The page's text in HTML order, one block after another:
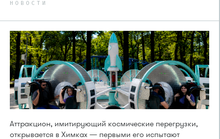
НОВОСТИ
Аттракцион, имитирующий космические перегрузки,
открывается в Химках — первыми его испытают